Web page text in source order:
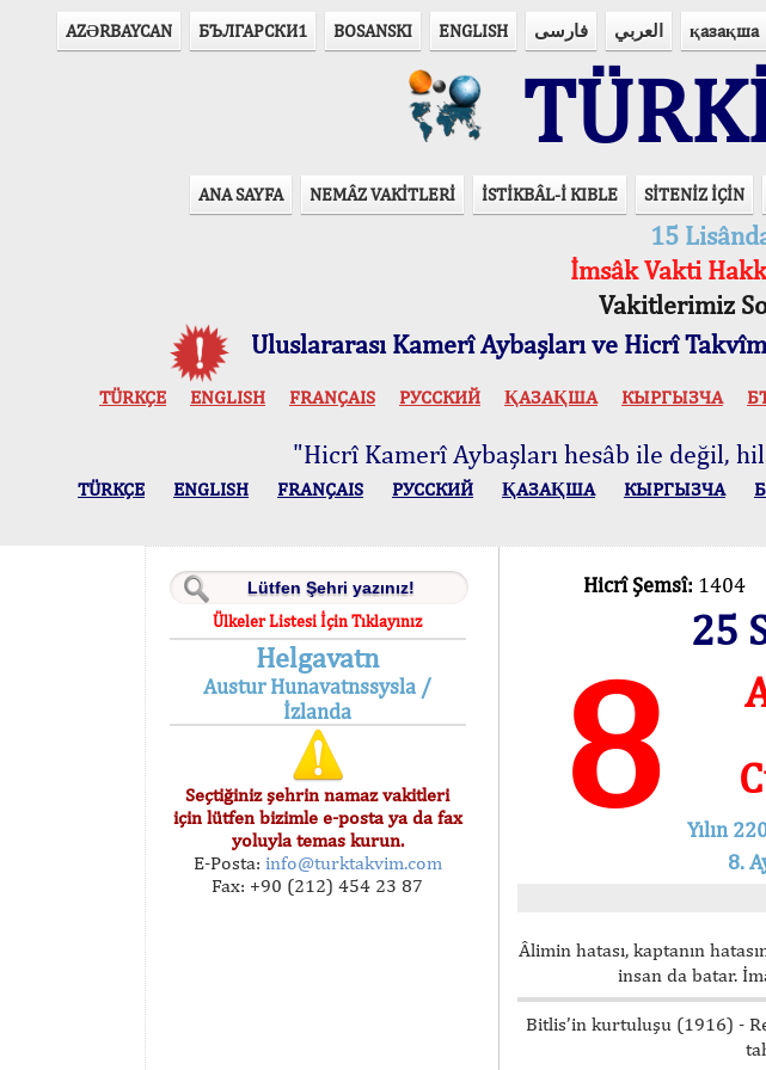
AZӘRBAYCAN БЪЛГАРСКИ1 BOSANSKI ENGLISH فارسی العربي қазақша
ANA SAYFA NEMÂZ VAKİTLERİ İSTİKBÂL-İ KIBLE SİTENİZ İÇİN
15
İmsâk Vakti
Vakitlerimiz
Uluslararası Kamerî Aybaşları ve Hicrî
TÜRKÇE ENGLISH FRANÇAIS РУССКИЙ ҚАЗАҚША КЫPГЫЗЧA
"Hicrî Kamerî Aybaşları hesâb ile değil,
TÜRKÇE ENGLISH FRANÇAIS РУССКИЙ ҚАЗАҚША КЫPГЫЗЧA
Ülkeler Listesi İçin Tıklayınız
Helgavatn
Austur Hunavatnssysla /
İzlanda
Seçtiğiniz şehrin namaz vakitleri
için lütfen bizimle e-posta ya da fax
yoluyla temas kurun.
E-Posta: info@turktakvim.com
Fax: +90 (212) 454 23 87
Hicrî Şemsî: 1404
25
8
Yılın
8.
Âlimin hatası, kaptanın
insan da batar.
Bitlis’in kurtuluşu (1916) -